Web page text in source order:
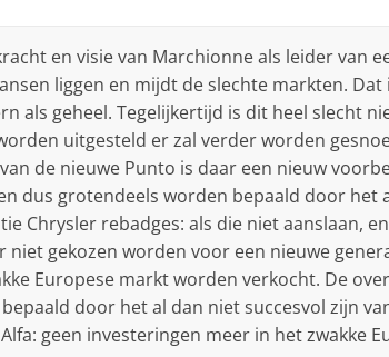
en visie van Marchionne als leider van
liggen en mijdt de slechte markten.
als geheel. Tegelijkertijd is dit heel slecht
uitgesteld er zal verder worden
de nieuwe Punto is daar een nieuw
dus grotendeels worden bepaald door het
Chrysler rebadges: als die niet aanslaan,
niet gekozen worden voor een nieuwe
Europese markt worden verkocht. De
door het al dan niet succesvol zijn
geen investeringen meer in het zwakke